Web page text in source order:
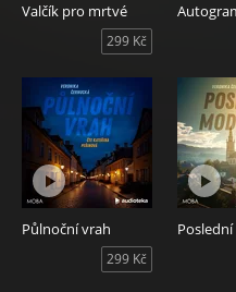
Valčík pro mrtvé
299 Kč
Půlnoční vrah
299 Kč